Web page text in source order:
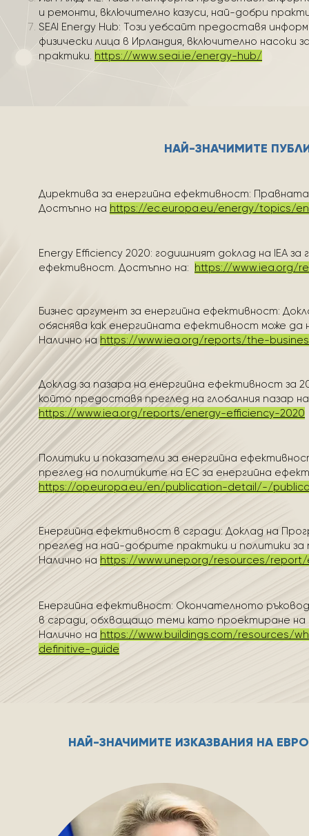
и ремонти, включително казуси, най-добри
SEAI Energy Hub: Този уебсайт предоставя
физически лица в Ирландия, включително насоки
практики. https://www.seai.ie/energy-hub/
НАЙ-ЗНАЧИМИТЕ
Директива за енергийна ефективност:
Достъпно на https://ec.europa.eu/energy/topics/
Energy Efficiency 2020: годишният доклад на IEA
ефективност. Достъпно на: https://www.iea.org/
Бизнес аргумент за енергийна ефективност:
обяснява как енергийната ефективност може
Налично на https://www.iea.org/reports/the-
Доклад за пазара на енергийна ефективност за
който предоставя преглед на глобалния пазар
https://www.iea.org/reports/energy-efficiency-2020
Политики и показатели за енергийна
преглед на политиките на ЕС за енергийна
https://op.europa.eu/en/publication-detail/-/
Енергийна ефективност в сгради: Доклад на
преглед на най-добрите практики и политики
Налично на https://www.unep.org/resources/
Енергийна ефективност: Окончателното
в сгради, обхващащо теми като проектиране на
Налично на https://www.buildings.com/resources/
definitive-guide
НАЙ-ЗНАЧИМИТЕ ИЗКАЗВАНИЯ НА